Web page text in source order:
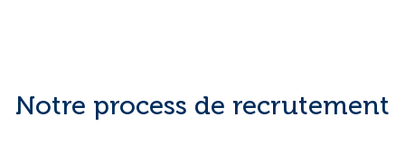
Notre process de recrutement